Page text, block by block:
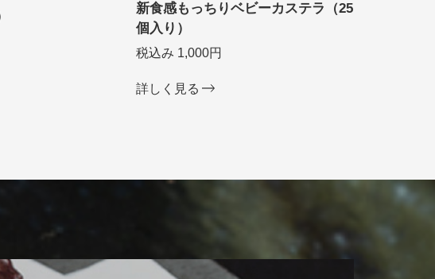
新食感もっちりベビーカステラ（25
個入り）
税込み 1,000円
詳しく見る